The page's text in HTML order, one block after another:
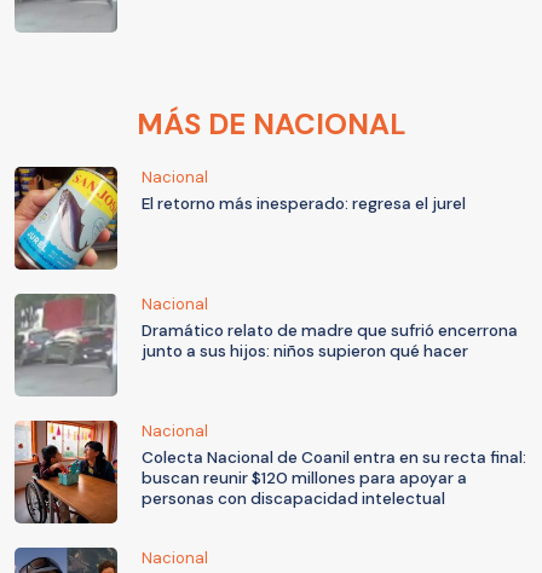
MÁS DE NACIONAL
Nacional
El retorno más inesperado: regresa el jurel
Nacional
Dramático relato de madre que sufrió encerrona
junto a sus hijos: niños supieron qué hacer
Nacional
Colecta Nacional de Coanil entra en su recta final:
buscan reunir $120 millones para apoyar a
personas con discapacidad intelectual
Nacional